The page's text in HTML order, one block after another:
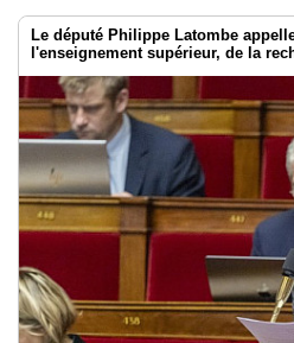
Le député Philippe Latombe
l'enseignement supérieur, de la